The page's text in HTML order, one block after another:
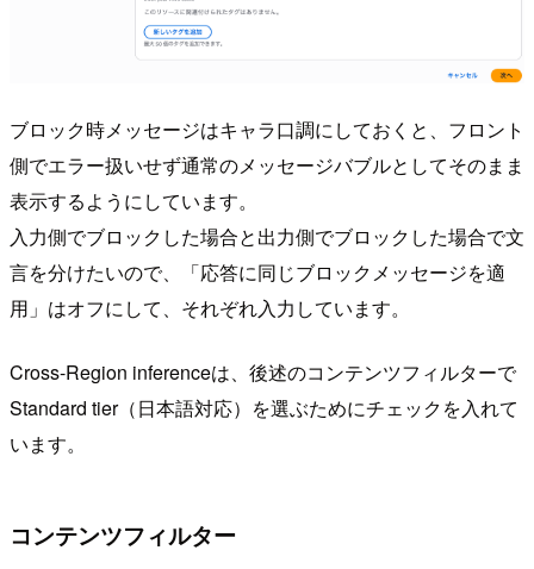
ブロック時メッセージはキャラ口調にしておくと、フロント
側でエラー扱いせず通常のメッセージバブルとしてそのまま
表示するようにしています。
入力側でブロックした場合と出力側でブロックした場合で文
言を分けたいので、「応答に同じブロックメッセージを適
用」はオフにして、それぞれ入力しています。
Cross-Region inferenceは、後述のコンテンツフィルターで
Standard tier（日本語対応）を選ぶためにチェックを入れて
います。
コンテンツフィルター